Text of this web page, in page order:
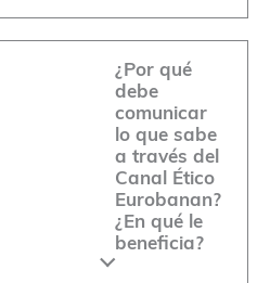
¿Por qué
debe
comunicar
lo que sabe
a través del
Canal Ético
Eurobanan?
¿En qué le
beneficia?